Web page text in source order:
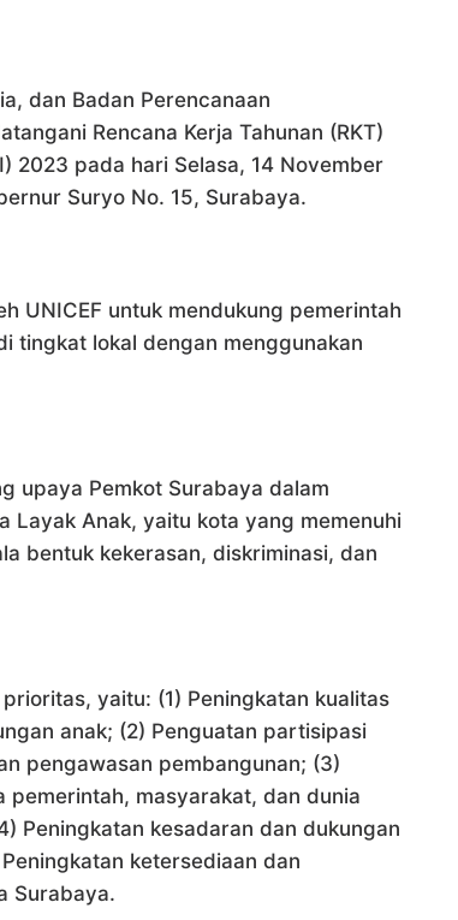
dan Badan Perencanaan
Rencana Kerja Tahunan (RKT)
2023 pada hari Selasa, 14 November
Suryo No. 15, Surabaya.
UNICEF untuk mendukung pemerintah
tingkat lokal dengan menggunakan
upaya Pemkot Surabaya dalam
Layak Anak, yaitu kota yang memenuhi
bentuk kekerasan, diskriminasi, dan
yaitu: (1) Peningkatan kualitas
anak; (2) Penguatan partisipasi
pengawasan pembangunan; (3)
pemerintah, masyarakat, dan dunia
Peningkatan kesadaran dan dukungan
ketersediaan dan
Surabaya.